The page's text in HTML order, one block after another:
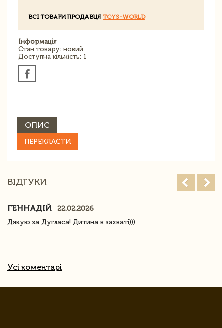
ВСІ ТОВАРИ ПРОДАВЦЯ TOYS-WORLD
Інформація
Стан товару: новий
Доступна кількість: 1
ОПИС
ПЕРЕКЛАСТИ
ВІДГУКИ
ГЕННАДІЙ
22.02.2026
Дякую за Дугласа! Дитина в захваті)))
Усі коментарі